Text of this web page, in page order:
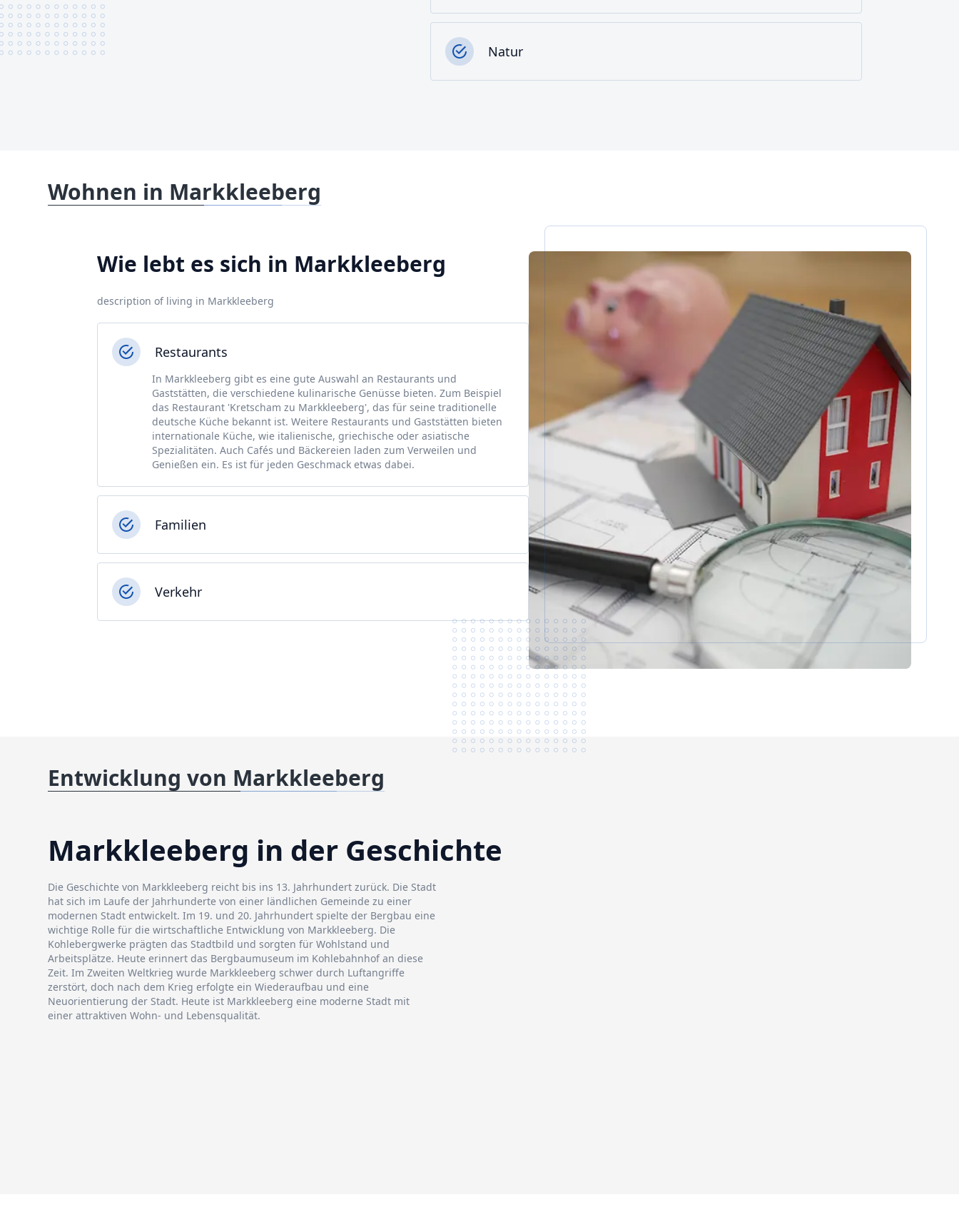
Natur
Wohnen in Markkleeberg
Wie lebt es sich in Markkleeberg
description of living in Markkleeberg
Restaurants
In Markkleeberg gibt es eine gute Auswahl an Restaurants und
Gaststätten, die verschiedene kulinarische Genüsse bieten. Zum Beispiel
das Restaurant 'Kretscham zu Markkleeberg', das für seine traditionelle
deutsche Küche bekannt ist. Weitere Restaurants und Gaststätten bieten
internationale Küche, wie italienische, griechische oder asiatische
Spezialitäten. Auch Cafés und Bäckereien laden zum Verweilen und
Genießen ein. Es ist für jeden Geschmack etwas dabei.
Familien
Verkehr
Entwicklung von Markkleeberg
Markkleeberg in der Geschichte
Die Geschichte von Markkleeberg reicht bis ins 13. Jahrhundert zurück. Die Stadt
hat sich im Laufe der Jahrhunderte von einer ländlichen Gemeinde zu einer
modernen Stadt entwickelt. Im 19. und 20. Jahrhundert spielte der Bergbau eine
wichtige Rolle für die wirtschaftliche Entwicklung von Markkleeberg. Die
Kohlebergwerke prägten das Stadtbild und sorgten für Wohlstand und
Arbeitsplätze. Heute erinnert das Bergbaumuseum im Kohlebahnhof an diese
Zeit. Im Zweiten Weltkrieg wurde Markkleeberg schwer durch Luftangriffe
zerstört, doch nach dem Krieg erfolgte ein Wiederaufbau und eine
Neuorientierung der Stadt. Heute ist Markkleeberg eine moderne Stadt mit
einer attraktiven Wohn- und Lebensqualität.